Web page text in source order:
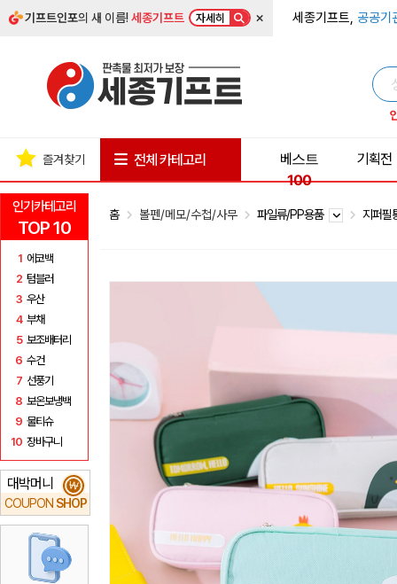
기프트인포의 새 이름!세종기프트 자세히 × 세종기프트, 공공기
인기카테고리
TOP 10
1 에코백
2 텀블러
3 우산
4 부채
5 보조배터리
6 수건
7 선풍기
8 보온보냉백
9 물티슈
10 장바구니
대박머니
COUPON SHOP
₩
즐겨찾기 전체 카테고리
베스트
100
기획전
홈 볼펜/메모/수첩/사무 파일류/PP용품 지퍼